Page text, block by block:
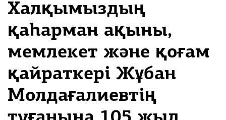
Халқымыздың
қаhарман ақыны,
мемлекет және қоғам
қайраткері Жұбан
Молдағалиевтің